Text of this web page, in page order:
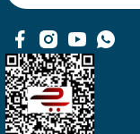
Bu ürüne benzer